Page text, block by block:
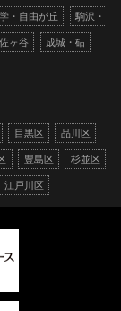
・自由が丘 駒沢・
ヶ谷 成城・砧
目黒区 品川区
豊島区 杉並区
江戸川区